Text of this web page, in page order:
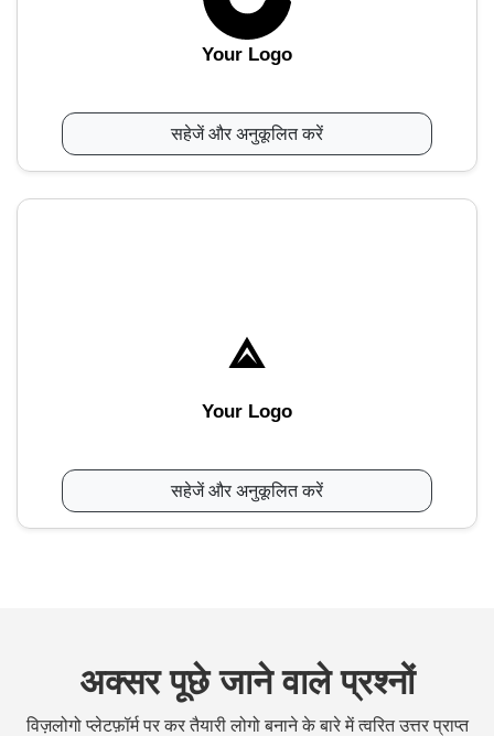
Your Logo
सहेजें और अनुकूलित करें
Your Logo
सहेजें और अनुकूलित करें
अक्सर पूछे जाने वाले प्रश्नों
विज़लोगो प्लेटफ़ॉर्म पर कर तैयारी लोगो बनाने के बारे में त्वरित उत्तर प्राप्त